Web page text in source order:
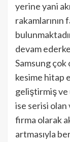
yerine yani
rakamlarının
devam
Samsung
kesime hitap
geliştirmiş ve
ise serisi
firma olarak
artmasıyla